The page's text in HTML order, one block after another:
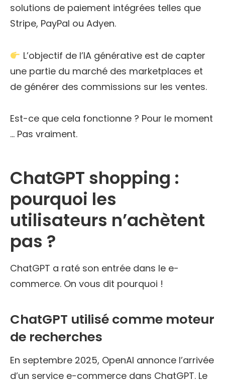
solutions de paiement intégrées telles que
Stripe, PayPal ou Adyen.
L’objectif de l’IA générative est de capter
une partie du marché des marketplaces et
de générer des commissions sur les ventes.
Est-ce que cela fonctionne ? Pour le moment
… Pas vraiment.
ChatGPT shopping :
pourquoi les
utilisateurs n’achètent
pas ?
ChatGPT a raté son entrée dans le e-
commerce. On vous dit pourquoi !
ChatGPT utilisé comme moteur
de recherches
En septembre 2025, OpenAI annonce l’arrivée
d’un service e-commerce dans ChatGPT. Le